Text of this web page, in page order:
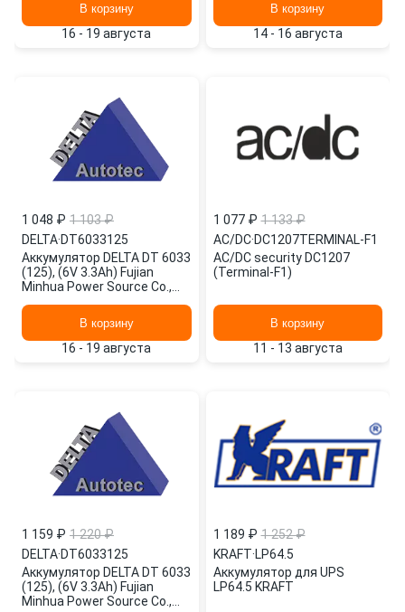
В корзину
16 - 19 августа
В корзину
14 - 16 августа
1 048 ₽ 1 103 ₽
DELTA·DT6033125
Аккумулятор DELTA DT 6033
(125), (6V 3.3Ah) Fujian
Minhua Power Source Co.,
В корзину
16 - 19 августа
1 077 ₽ 1 133 ₽
AC/DC·DC1207TERMINAL-F1
AC/DC security DC1207
(Terminal-F1)
В корзину
11 - 13 августа
1 159 ₽ 1 220 ₽
DELTA·DT6033125
Аккумулятор DELTA DT 6033
(125), (6V 3.3Ah) Fujian
Minhua Power Source Co.,
1 189 ₽ 1 252 ₽
KRAFT·LP64.5
Аккумулятор для UPS
LP64.5 KRAFT